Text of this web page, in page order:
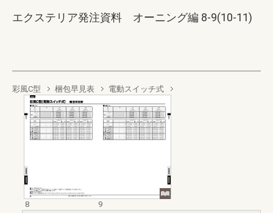
エクステリア発注資料 オーニング編 8-9(10-11)
彩風C型 梱包早見表 電動スイッチ式
8
9